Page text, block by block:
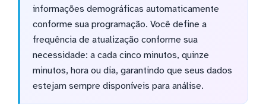
informações demográficas automaticamente
conforme sua programação. Você define a
frequência de atualização conforme sua
necessidade: a cada cinco minutos, quinze
minutos, hora ou dia, garantindo que seus dados
estejam sempre disponíveis para análise.